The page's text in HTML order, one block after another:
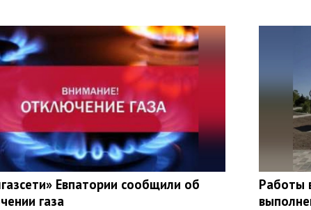
Евпатории сообщили об
газа
Работы